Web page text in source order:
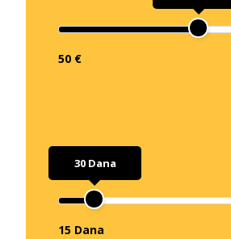
50 €
30 Dana
15 Dana